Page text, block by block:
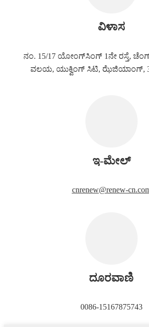
ವಿಳಾಸ
ನಂ. 15/17 ಯೋಂಗ್‌ಸಿಂಗ್ 1ನೇ ರಸ್ತೆ,
ವಲಯ, ಯುಕ್ವಿಂಗ್ ಸಿಟಿ, ಝೆಜಿಯಾಂಗ್,
ಇ-ಮೇಲ್
cnrenew@renew-
ದೂರವಾಣಿ
0086-15167875743